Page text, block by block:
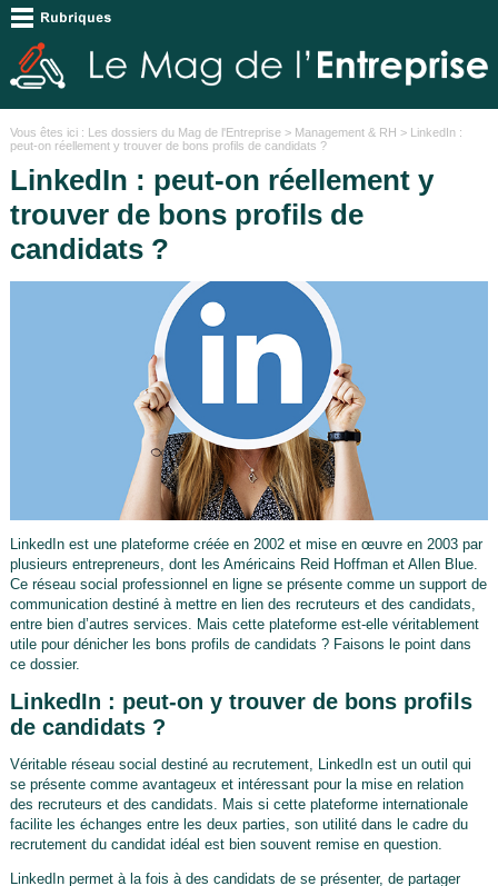
Vous êtes ici : Les dossiers du Mag de l'Entreprise> Management & RH > LinkedIn :
peut-on réellement y trouver de bons profils de candidats ?
LinkedIn : peut-on réellement y
trouver de bons profils de
candidats ?
LinkedIn est une plateforme créée en 2002 et mise en œuvre en 2003 par
plusieurs entrepreneurs, dont les Américains Reid Hoffman et Allen Blue.
Ce réseau social professionnel en ligne se présente comme un support de
communication destiné à mettre en lien des recruteurs et des candidats,
entre bien d’autres services. Mais cette plateforme est-elle véritablement
utile pour dénicher les bons profils de candidats ? Faisons le point dans
ce dossier.
LinkedIn : peut-on y trouver de bons profils
de candidats ?
Véritable réseau social destiné au recrutement, LinkedIn est un outil qui
se présente comme avantageux et intéressant pour la mise en relation
des recruteurs et des candidats. Mais si cette plateforme internationale
facilite les échanges entre les deux parties, son utilité dans le cadre du
recrutement du candidat idéal est bien souvent remise en question.
LinkedIn permet à la fois à des candidats de se présenter, de partager